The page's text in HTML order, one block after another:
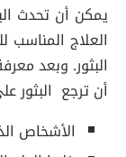
يمكن أن تحدث
العلاج
البثور. وبعد
أن ترجع البثور
الأشخاص